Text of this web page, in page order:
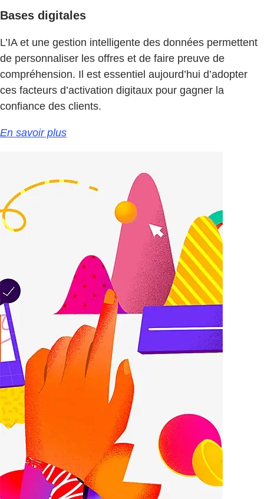
Bases digitales
L’IA et une gestion intelligente des données permettent
de personnaliser les offres et de faire preuve de
compréhension. Il est essentiel aujourd’hui d’adopter
ces facteurs d’activation digitaux pour gagner la
confiance des clients.
En savoir plus